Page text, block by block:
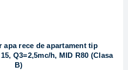
rece de apartament tip
Q3=2,5mc/h, MID R80 (Clasa
B)